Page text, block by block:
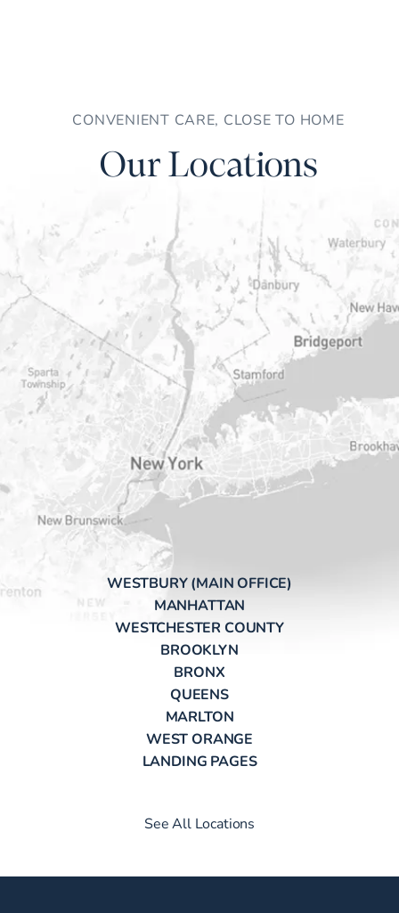
CONVENIENT CARE, CLOSE TO HOME
Our Locations
WESTBURY (MAIN OFFICE)
MANHATTAN
WESTCHESTER COUNTY
BROOKLYN
BRONX
QUEENS
MARLTON
WEST ORANGE
LANDING PAGES
See All Locations